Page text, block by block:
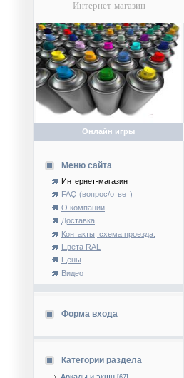
Интернет-магазин
Онлайн игры
Меню сайта
Интернет-магазин
FAQ (вопрос/ответ)
О компании
Доставка
Контакты, схема проезда.
Цвета RAL
Цены
Видео
Форма входа
Категории раздела